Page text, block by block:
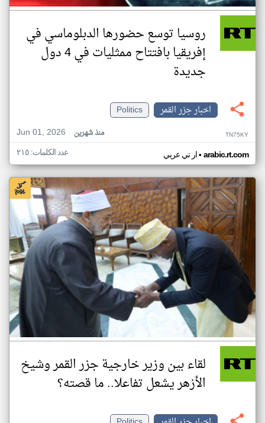
روسيا توسع حضورها الدبلوماسي في
إفريقيا بافتتاح ممثليات في 4 دول
جديدة
اخبار جزر القمر
Politics
Jun 01, 2026
منذ شهرين TN75KY
ار تي عربي• arabic.rt.com عدد الكلمات: ٢١٥
لقاء بين وزير خارجية جزر القمر وشيخ
الأزهر يشعل تفاعلا.. ما قصته؟